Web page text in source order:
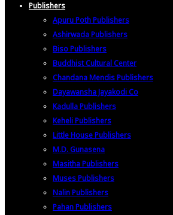
Publishers
Apuru Poth Publishers
Ashirwada Publishers
Biso Publishers
Buddhist Cultural Center
Chandana Mendis Publishers
Dayawansha Jayakodi Co
Kadulla Publishers
Keheli Publishers
Little House Publishers
M.D. Gunasena
Masitha Publishers
Muses Publishers
Nalin Publishers
Pahan Publishers